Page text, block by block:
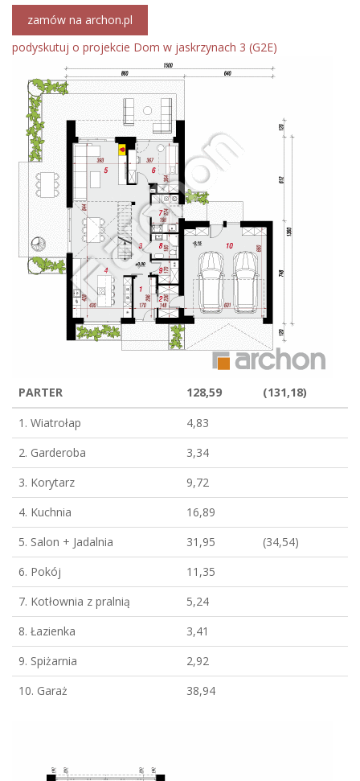
zamów na archon.pl
podyskutuj o projekcie Dom w jaskrzynach 3 (G2E)
PARTER 128,59
(131,18)
1. Wiatrołap
4,83
2. Garderoba
3,34
3. Korytarz
9,72
4. Kuchnia
16,89
5. Salon + Jadalnia
31,95
(34,54)
6. Pokój
11,35
7. Kotłownia z pralnią
5,24
8. Łazienka
3,41
9. Spiżarnia
2,92
10. Garaż
38,94